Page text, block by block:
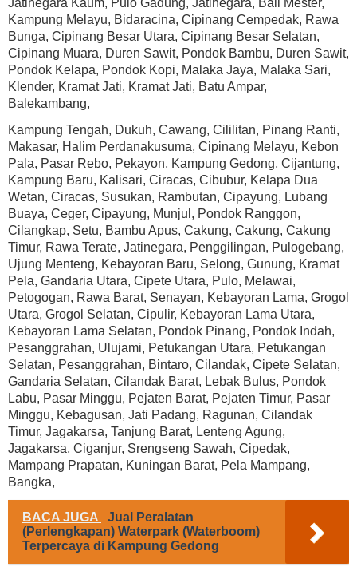
Jatinegara Kaum, Pulo Gadung, Jatinegara, Bali Mester,
Kampung Melayu, Bidaracina, Cipinang Cempedak, Rawa
Bunga, Cipinang Besar Utara, Cipinang Besar Selatan,
Cipinang Muara, Duren Sawit, Pondok Bambu, Duren Sawit,
Pondok Kelapa, Pondok Kopi, Malaka Jaya, Malaka Sari,
Klender, Kramat Jati, Kramat Jati, Batu Ampar,
Balekambang,
Kampung Tengah, Dukuh, Cawang, Cililitan, Pinang Ranti,
Makasar, Halim Perdanakusuma, Cipinang Melayu, Kebon
Pala, Pasar Rebo, Pekayon, Kampung Gedong, Cijantung,
Kampung Baru, Kalisari, Ciracas, Cibubur, Kelapa Dua
Wetan, Ciracas, Susukan, Rambutan, Cipayung, Lubang
Buaya, Ceger, Cipayung, Munjul, Pondok Ranggon,
Cilangkap, Setu, Bambu Apus, Cakung, Cakung, Cakung
Timur, Rawa Terate, Jatinegara, Penggilingan, Pulogebang,
Ujung Menteng, Kebayoran Baru, Selong, Gunung, Kramat
Pela, Gandaria Utara, Cipete Utara, Pulo, Melawai,
Petogogan, Rawa Barat, Senayan, Kebayoran Lama, Grogol
Utara, Grogol Selatan, Cipulir, Kebayoran Lama Utara,
Kebayoran Lama Selatan, Pondok Pinang, Pondok Indah,
Pesanggrahan, Ulujami, Petukangan Utara, Petukangan
Selatan, Pesanggrahan, Bintaro, Cilandak, Cipete Selatan,
Gandaria Selatan, Cilandak Barat, Lebak Bulus, Pondok
Labu, Pasar Minggu, Pejaten Barat, Pejaten Timur, Pasar
Minggu, Kebagusan, Jati Padang, Ragunan, Cilandak
Timur, Jagakarsa, Tanjung Barat, Lenteng Agung,
Jagakarsa, Ciganjur, Srengseng Sawah, Cipedak,
Mampang Prapatan, Kuningan Barat, Pela Mampang,
Bangka,
BACA JUGA
Jual Peralatan
(Perlengkapan) Waterpark (Waterboom)
Terpercaya di Kampung Gedong